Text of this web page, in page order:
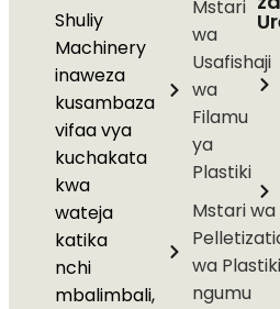
Shuliy
Machinery
inaweza
kusambaza
vifaa vya
kuchakata
kwa
wateja
katika
nchi
mbalimbali,
Mstari
wa
Usafishaji
wa
Filamu
ya
Plastiki
Mstari wa
wa Plastiki
ngumu